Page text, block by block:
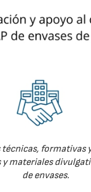
formativas
materiales
de envases.